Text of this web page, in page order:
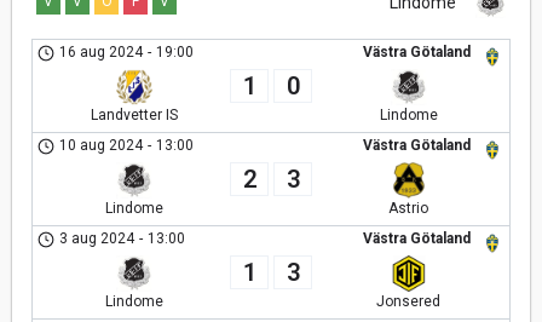
Västra Götaland
16 aug 2024 - 19:00
Landvetter IS
1 0
Lindome
Västra Götaland
10 aug 2024 - 13:00
Lindome
2 3
Astrio
Västra Götaland
3 aug 2024 - 13:00
Lindome
1 3
Jonsered